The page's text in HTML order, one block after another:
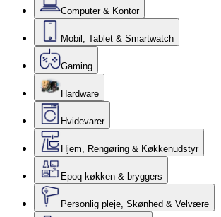
Computer & Kontor
Mobil, Tablet & Smartwatch
Gaming
Hardware
Hvidevarer
Hjem, Rengøring & Køkkenudstyr
Epoq køkken & bryggers
Personlig pleje, Skønhed & Velvære